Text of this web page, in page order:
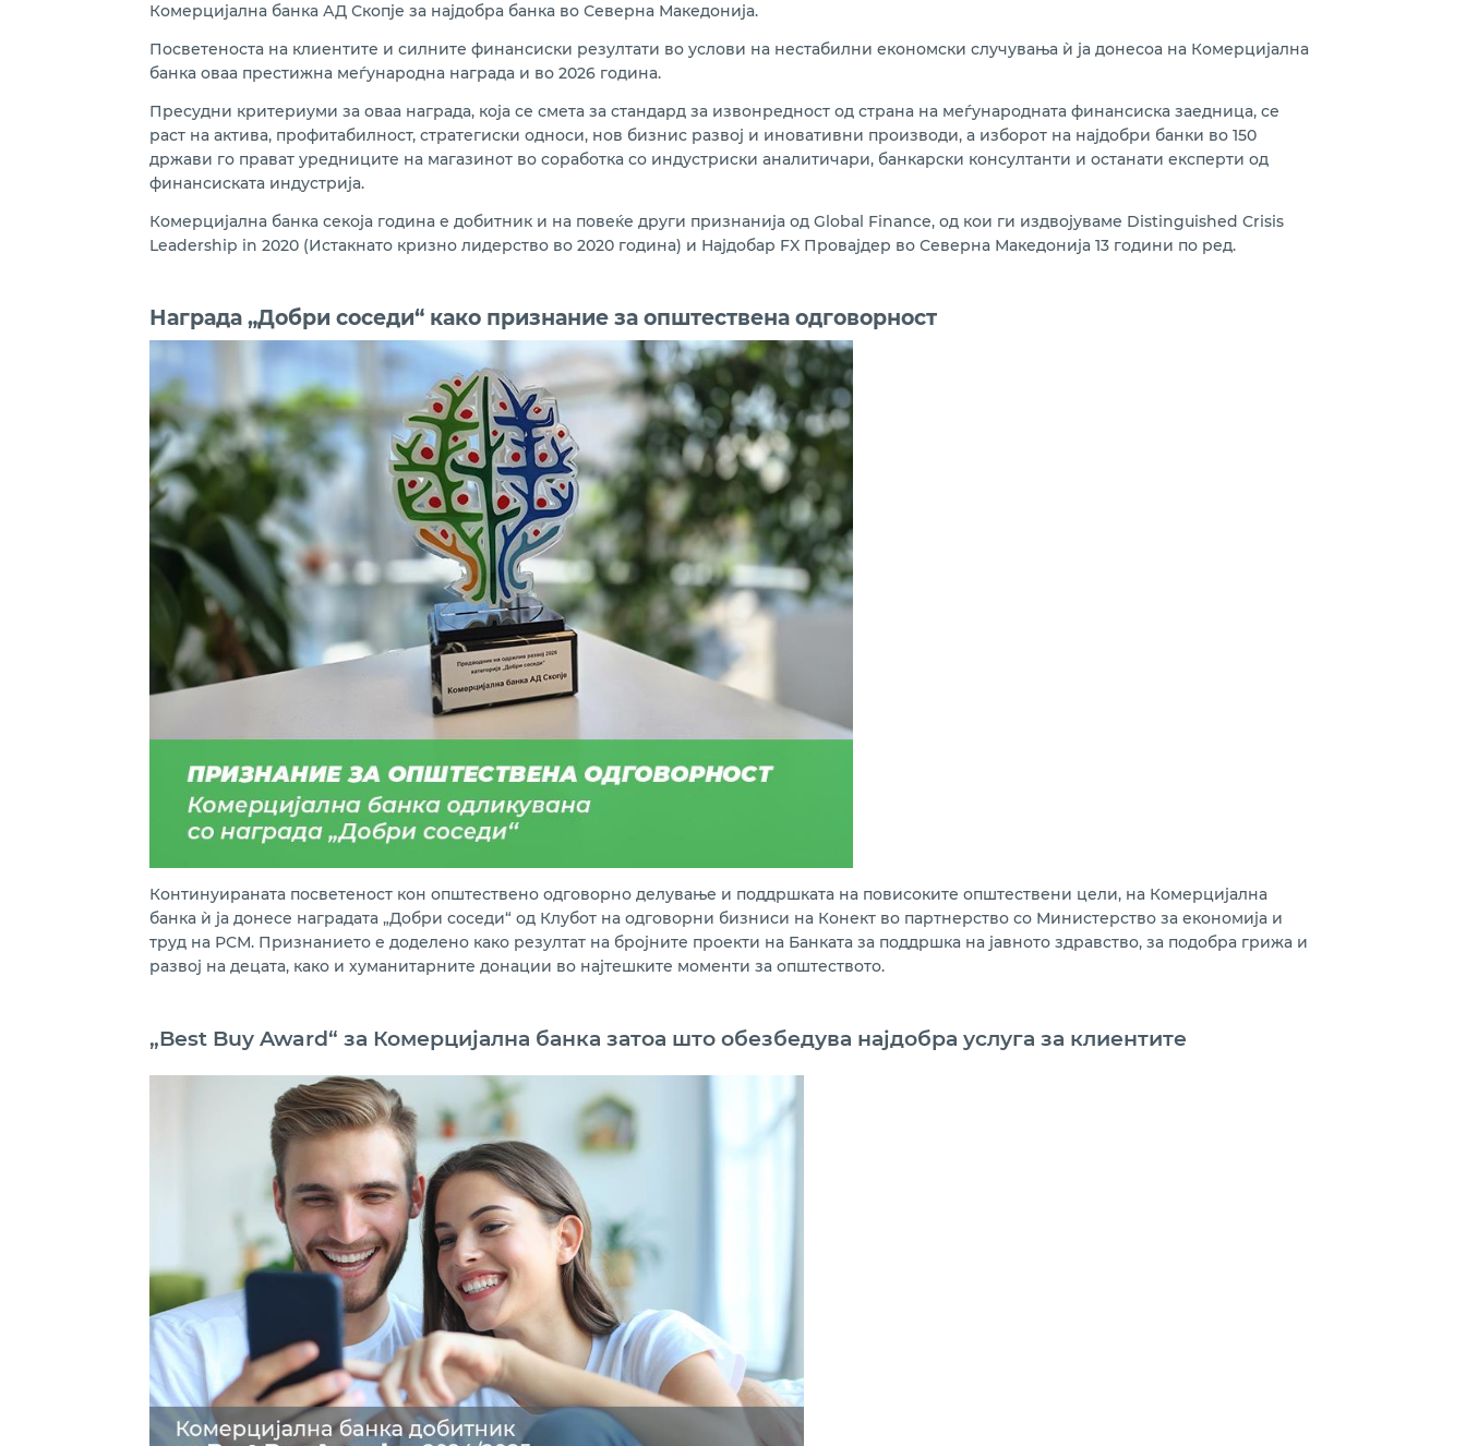
Комерцијална банка АД Скопје за најдобра банка во Северна Македонија.
Посветеноста на клиентите и силните финансиски резултати во услови на нестабилни економски случувања ѝ ја донесоа на Комерцијална
банка оваа престижна меѓународна награда и во 2026 година.
Пресудни критериуми за оваа награда, која се смета за стандард за извонредност од страна на меѓународната финансиска заедница, се
раст на актива, профитабилност, стратегиски односи, нов бизнис развој и иновативни производи, а изборот на најдобри банки во 150
држави го прават уредниците на магазинот во соработка со индустриски аналитичари, банкарски консултанти и останати експерти од
финансиската индустрија.
Комерцијална банка секоја година е добитник и на повеќе други признанија од Global Finance, од кои ги издвојуваме Distinguished Crisis
Leadership in 2020 (Истакнато кризно лидерство во 2020 година) и Најдобар FX Провајдер во Северна Македонија 13 години по ред.
Награда „Добри соседи“ како признание за општествена одговорност
Континуираната посветеност кон општествено одговорно делување и поддршката на повисоките општествени цели, на Комерцијална
банка ѝ ја донесе наградата „Добри соседи“ од Клубот на одговорни бизниси на Конект во партнерство со Министерство за економија и
труд на РСМ. Признанието е доделено како резултат на бројните проекти на Банката за поддршка на јавното здравство, за подобра грижа и
развој на децата, како и хуманитарните донации во најтешките моменти за општеството.
„Best Buy Award“ за Комерцијална банка затоа што обезбедува најдобра услуга за клиентите